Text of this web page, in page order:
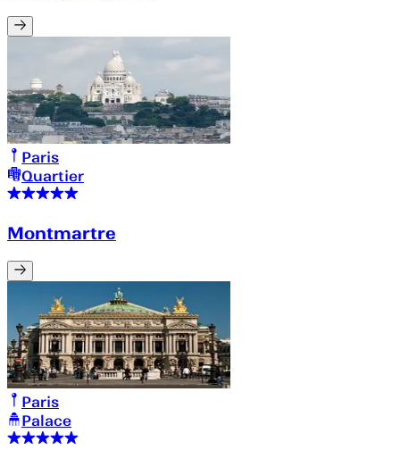
Paris
Quartier
Montmartre
Paris
Palace